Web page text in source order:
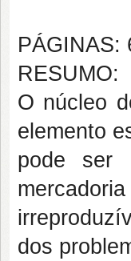
PÁGINAS:
RESUMO:
O núcleo
elemento
pode ser
dos